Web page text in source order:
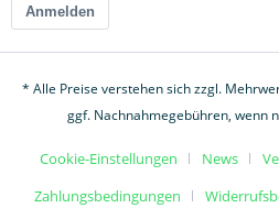
Anmelden
* Alle Preise verstehen sich zzgl.
ggf. Nachnahmegebühren, wenn
Cookie-Einstellungen News
Zahlungsbedingungen